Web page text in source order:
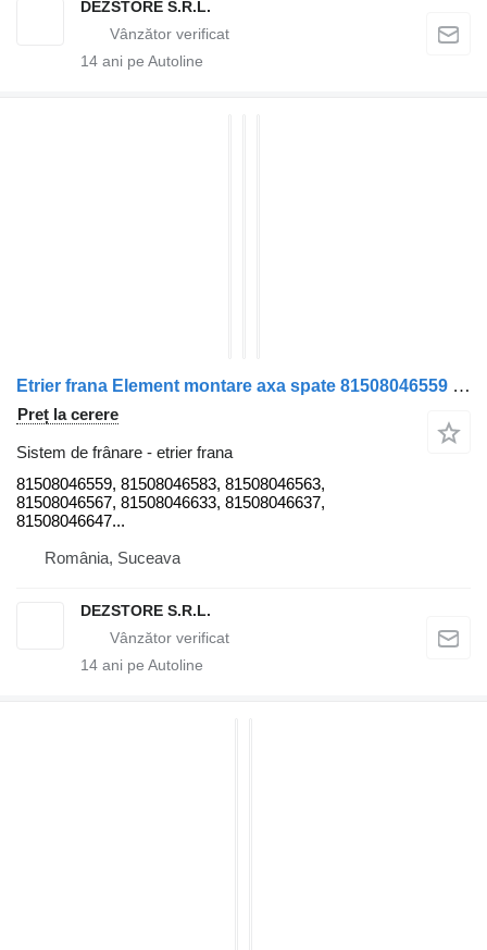
DEZSTORE S.R.L.
14 ani pe Autoline
Etrier frana Element montare axa spate 81508046559 pentru cap tractor MAN TGS
Preț la cerere
Sistem de frânare - etrier frana
81508046559, 81508046583, 81508046563,
81508046567, 81508046633, 81508046637,
81508046647...
România, Suceava
DEZSTORE S.R.L.
14 ani pe Autoline